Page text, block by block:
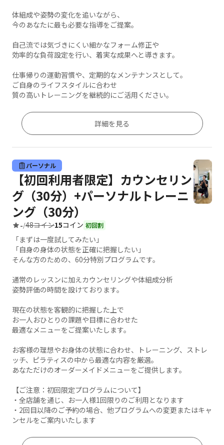
体組成や姿勢の変化を追いながら、
今のあなたに最も必要な指導をご提案。
自己流では気づきにくい細かなフォーム修正や
効率的な負荷設定を行い、着実な成果へと導きます。
仕事帰りの運動習慣や、定期的なメンテナンスとして。
ご自身のライフスタイルに合わせ
質の高いトレーニングを継続的にご活用ください。
詳細を見る
パーソナル
【初回利用者限定】カウンセリン
グ（30分）+パーソナルトレーニ
ング（30分）
-/48コイン15コイン 初回割
「まずは一度試してみたい」
「自身の身体の状態を正確に把握したい」
そんな方のための、60分特別プログラムです。
通常のレッスンに加えカウンセリングや体組成分析
姿勢評価の時間を設けております。
現在の状態を客観的に把握した上で
お一人おひとりの課題や目標に合わせた
最適なメニューをご提案いたします。
お客様の理想やお身体の状態に合わせ、トレーニング、ストレ
ッチ、ピラティスの中から最適な内容を厳選。
あなただけのオーダーメイドメニューをご提供します。
【ご注意：初回限定プログラムについて】
・全店舗を通じ、お一人様1回限りのご利用となります
・2回目以降のご予約の場合、他プログラムへの変更またはキャ
ンセルをご案内いたします